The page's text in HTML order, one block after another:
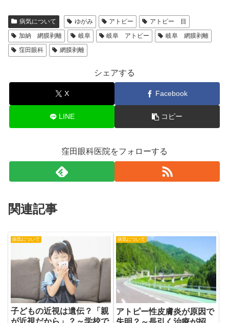
病気について ゆがみ アトピー
アトピー 目
加納 網膜剥離
岐阜 岐阜 アトピー
岐阜 網膜剥離
窪田眼科
網膜剥離
シェアする
X Facebook
LINE コピー
窪田眼科医院をフォローする
関連記事
病気について
子どもの近視は遺伝？「親
が近視だから」？～学校で
病気について
アトピー性皮膚炎が原因で